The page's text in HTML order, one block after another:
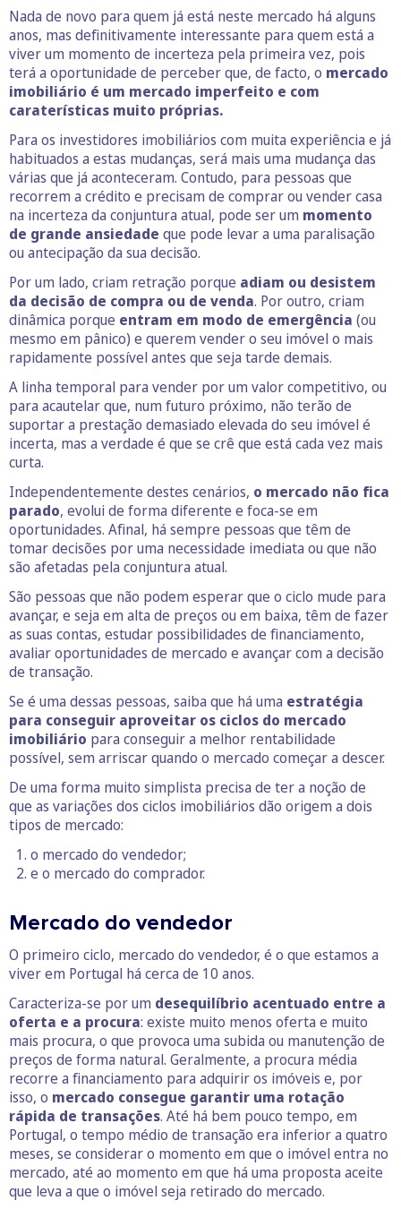
Nada de novo para quem já está neste mercado há alguns
anos, mas definitivamente interessante para quem está a
viver um momento de incerteza pela primeira vez, pois
terá a oportunidade de perceber que, de facto, o mercado
imobiliário é um mercado imperfeito e com
caraterísticas muito próprias.
Para os investidores imobiliários com muita experiência e já
habituados a estas mudanças, será mais uma mudança das
várias que já aconteceram. Contudo, para pessoas que
recorrem a crédito e precisam de comprar ou vender casa
na incerteza da conjuntura atual, pode ser um momento
de grande ansiedade que pode levar a uma paralisação
ou antecipação da sua decisão.
Por um lado, criam retração porque adiam ou desistem
da decisão de compra ou de venda. Por outro, criam
dinâmica porque entram em modo de emergência (ou
mesmo em pânico) e querem vender o seu imóvel o mais
rapidamente possível antes que seja tarde demais.
A linha temporal para vender por um valor competitivo, ou
para acautelar que, num futuro próximo, não terão de
suportar a prestação demasiado elevada do seu imóvel é
incerta, mas a verdade é que se crê que está cada vez mais
curta.
Independentemente destes cenários, o mercado não fica
parado, evolui de forma diferente e foca-se em
oportunidades. Afinal, há sempre pessoas que têm de
tomar decisões por uma necessidade imediata ou que não
são afetadas pela conjuntura atual.
São pessoas que não podem esperar que o ciclo mude para
avançar, e seja em alta de preços ou em baixa, têm de fazer
as suas contas, estudar possibilidades de financiamento,
avaliar oportunidades de mercado e avançar com a decisão
de transação.
Se é uma dessas pessoas, saiba que há uma estratégia
para conseguir aproveitar os ciclos do mercado
imobiliário para conseguir a melhor rentabilidade
possível, sem arriscar quando o mercado começar a descer.
De uma forma muito simplista precisa de ter a noção de
que as variações dos ciclos imobiliários dão origem a dois
tipos de mercado:
o mercado do vendedor;
e o mercado do comprador.
Mercado do vendedor
O primeiro ciclo, mercado do vendedor, é o que estamos a
viver em Portugal há cerca de 10 anos.
Caracteriza-se por um desequilíbrio acentuado entre a
oferta e a procura: existe muito menos oferta e muito
mais procura, o que provoca uma subida ou manutenção de
preços de forma natural. Geralmente, a procura média
recorre a financiamento para adquirir os imóveis e, por
isso, o mercado consegue garantir uma rotação
rápida de transações. Até há bem pouco tempo, em
Portugal, o tempo médio de transação era inferior a quatro
meses, se considerar o momento em que o imóvel entra no
mercado, até ao momento em que há uma proposta aceite
que leva a que o imóvel seja retirado do mercado.